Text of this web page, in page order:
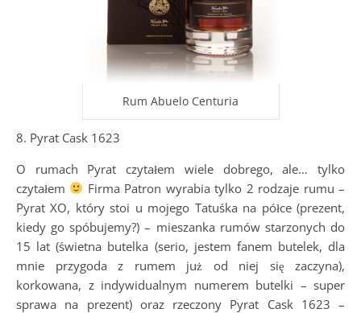
Rum Abuelo Centuria
8. Pyrat Cask 1623
O rumach Pyrat czytałem wiele dobrego, ale… tylko
czytałem
Firma Patron wyrabia tylko 2 rodzaje rumu –
Pyrat XO, który stoi u mojego Tatuśka na półce (prezent,
kiedy go spóbujemy?) – mieszanka rumów starzonych do
15 lat (świetna butelka (serio, jestem fanem butelek, dla
mnie przygoda z rumem już od niej się zaczyna),
korkowana, z indywidualnym numerem butelki – super
sprawa na prezent) oraz rzeczony Pyrat Cask 1623 –